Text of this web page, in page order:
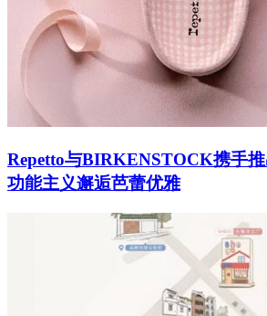
Repetto与BIRKENSTOCK携手
功能主义邂逅芭蕾优雅